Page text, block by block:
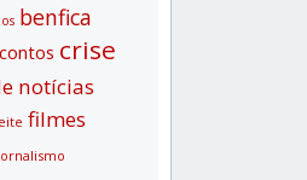
benfica
contos crise
notí­cias
filmes